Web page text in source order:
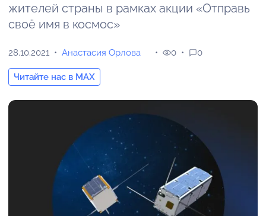
жителей страны в рамках акции «Отправь
своё имя в космос»
28.10.2021 Анастасия Орлова
Читайте нас в MAX
0 0